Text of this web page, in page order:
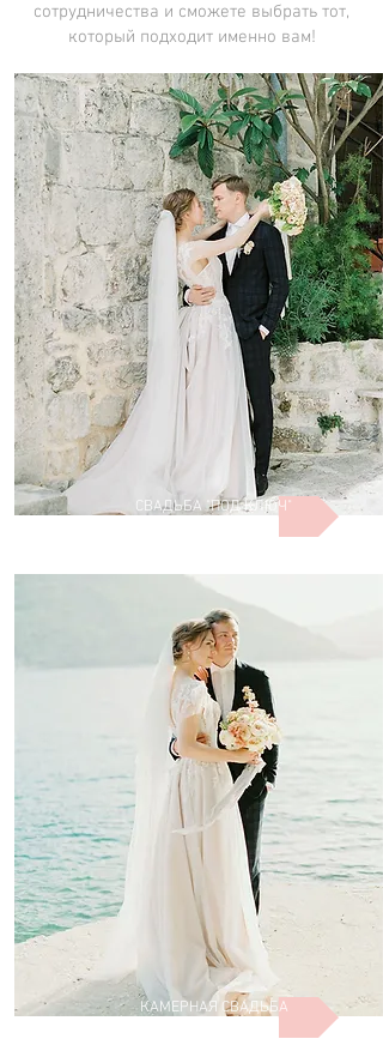
сотрудничества и сможете выбрать тот,
который подходит именно вам!
СВАДЬБА "ПОД КЛЮЧ"
КАМЕРНАЯ СВАДЬБА